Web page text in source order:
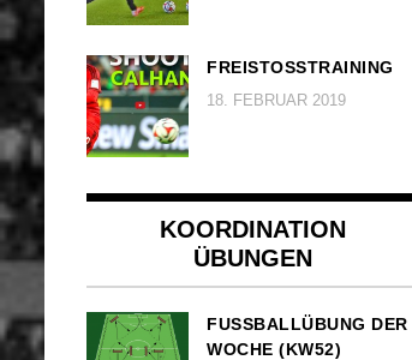
FREISTOSSTRAINING
18. FEBRUAR 2019
KOORDINATION
ÜBUNGEN
FUSSBALLÜBUNG DER W
OCHE (KW52)